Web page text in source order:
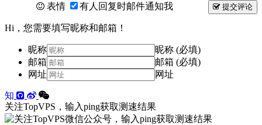
提交评论
表情 有人回复时邮件通知我
Hi，您需要填写昵称和邮箱！
昵称
昵称 (必填)
邮箱
邮箱 (必填)
网址
网址
知
关注TopVPS，输入ping获取测速结果